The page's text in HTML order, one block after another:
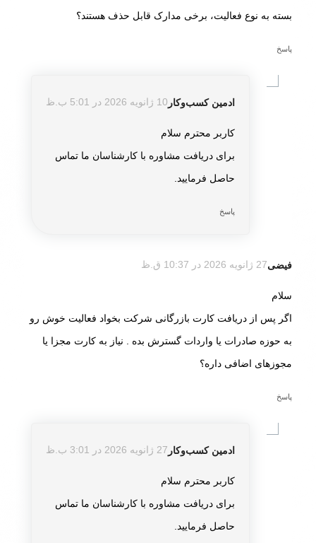
بسته به نوع فعالیت، برخی مدارک قابل حذف هستند؟
پاسخ
ادمین کسب‌و‌کار 10 ژانویه 2026 در 5:01 ب.ظ
کاربر محترم سلام
برای دریافت مشاوره با کارشناسان ما تماس
حاصل فرمایید.
پاسخ
فیضی27 ژانویه 2026 در 10:37 ق.ظ
سلام
اگر پس از دریافت کارت بازرگانی شرکت بخواد فعالیت خوش رو
به حوزه صادرات یا واردات گسترش بده . نیاز به کارت مجزا یا
مجوزهای اضافی داره؟
پاسخ
ادمین کسب‌و‌کار 27 ژانویه 2026 در 3:01 ب.ظ
کاربر محترم سلام
برای دریافت مشاوره با کارشناسان ما تماس
حاصل فرمایید.